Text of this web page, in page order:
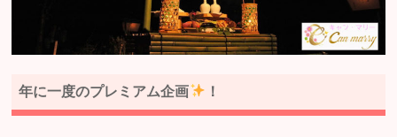
年に一度のプレミアム企画 ！